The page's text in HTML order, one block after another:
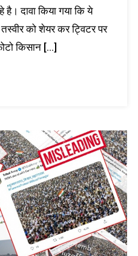
है। दावा किया गया कि ये
को शेयर कर ट्विटर पर
किसान […]